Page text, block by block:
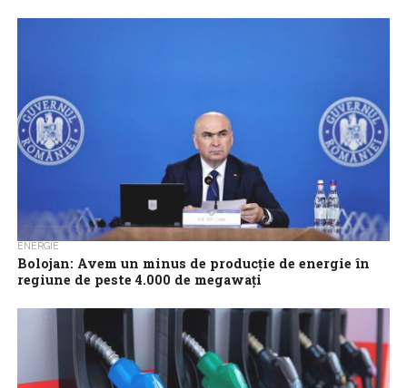
ENERGIE
Bolojan: Avem un minus de producție de energie în
regiune de peste 4.000 de megawați
19:00 și 23:00, pe care îl acoperă din importuri, însă și pe...